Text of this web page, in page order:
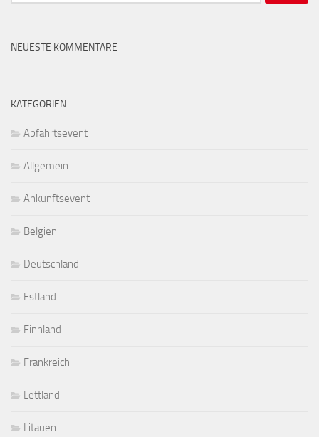
NEUESTE KOMMENTARE
KATEGORIEN
Abfahrtsevent
Allgemein
Ankunftsevent
Belgien
Deutschland
Estland
Finnland
Frankreich
Lettland
Litauen